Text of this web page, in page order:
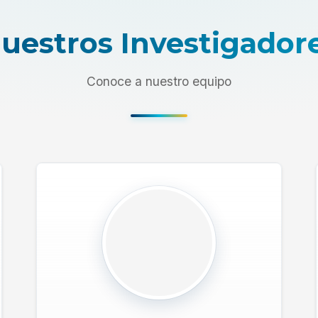
Conoce a nuestro equipo